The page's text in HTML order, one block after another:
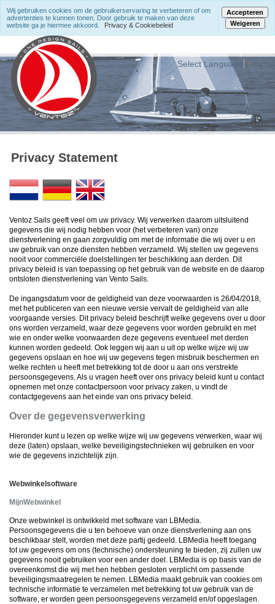
Select Language ▼
Privacy Statement
Ventoz Sails geeft veel om uw privacy. Wij verwerken daarom uitsluitend
gegevens die wij nodig hebben voor (het verbeteren van) onze
dienstverlening en gaan zorgvuldig om met de informatie die wij over u en
uw gebruik van onze diensten hebben verzameld. Wij stellen uw gegevens
nooit voor commerciële doelstellingen ter beschikking aan derden. Dit
privacy beleid is van toepassing op het gebruik van de website en de daarop
ontsloten dienstverlening van Vento Sails.
De ingangsdatum voor de geldigheid van deze voorwaarden is 26/04/2018,
met het publiceren van een nieuwe versie vervalt de geldigheid van alle
voorgaande versies. Dit privacy beleid beschrijft welke gegevens over u door
ons worden verzameld, waar deze gegevens voor worden gebruikt en met
wie en onder welke voorwaarden deze gegevens eventueel met derden
kunnen worden gedeeld. Ook leggen wij aan u uit op welke wijze wij uw
gegevens opslaan en hoe wij uw gegevens tegen misbruik beschermen en
welke rechten u heeft met betrekking tot de door u aan ons verstrekte
persoonsgegevens. Als u vragen heeft over ons privacy beleid kunt u contact
opnemen met onze contactpersoon voor privacy zaken, u vindt de
contactgegevens aan het einde van ons privacy beleid.
Over de gegevensverwerking
Hieronder kunt u lezen op welke wijze wij uw gegevens verwerken, waar wij
deze (laten) opslaan, welke beveiligingstechnieken wij gebruiken en voor
wie de gegevens inzichtelijk zijn.
Webwinkelsoftware
MijnWebwinkel
Onze webwinkel is ontwikkeld met software van LBMedia.
Persoonsgegevens die u ten behoeve van onze dienstverlening aan ons
beschikbaar stelt, worden met deze partij gedeeld. LBMedia heeft toegang
tot uw gegevens om ons (technische) ondersteuning te bieden, zij zullen uw
gegevens nooit gebruiken voor een ander doel. LBMedia is op basis van de
overeenkomst die wij met hen hebben gesloten verplicht om passende
beveiligingsmaatregelen te nemen. LBMedia maakt gebruik van cookies om
technische informatie te verzamelen met betrekking tot uw gebruik van de
software, er worden geen persoonsgegevens verzameld en/of opgeslagen.
Wij gebruiken cookies om de gebruikerservaring te verbeteren of om
advertenties te kunnen tonen. Door gebruik te maken van deze
website ga je hiermee akkoord.
Privacy & Cookiebeleid
Accepteren
Weigeren